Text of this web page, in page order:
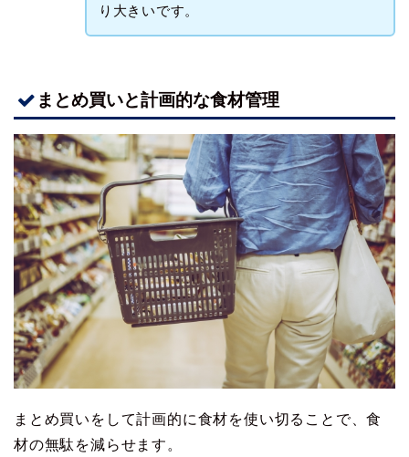
り大きいです。
まとめ買いと計画的な食材管理
まとめ買いをして計画的に食材を使い切ることで、食
材の無駄を減らせます。